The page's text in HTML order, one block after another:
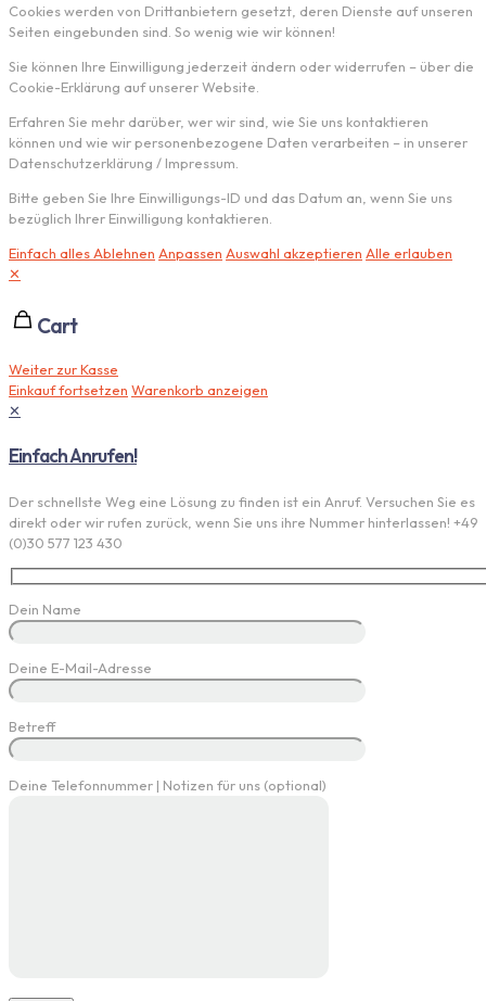
Cookies werden von Drittanbietern gesetzt, deren Dienste auf unseren
Seiten eingebunden sind. So wenig wie wir können!
Sie können Ihre Einwilligung jederzeit ändern oder widerrufen – über die
Cookie-Erklärung auf unserer Website.
Erfahren Sie mehr darüber, wer wir sind, wie Sie uns kontaktieren
können und wie wir personenbezogene Daten verarbeiten – in unserer
Datenschutzerklärung / Impressum.
Bitte geben Sie Ihre Einwilligungs-ID und das Datum an, wenn Sie uns
bezüglich Ihrer Einwilligung kontaktieren.
Einfach alles Ablehnen Anpassen Auswahl akzeptieren Alle erlauben
✕
Cart
Weiter zur Kasse
Einkauf fortsetzen Warenkorb anzeigen
✕
Einfach Anrufen!
Der schnellste Weg eine Lösung zu finden ist ein Anruf. Versuchen Sie es
direkt oder wir rufen zurück, wenn Sie uns ihre Nummer hinterlassen! +49
(0)30 577 123 430
Dein Name
Deine E-Mail-Adresse
Betreff
Deine Telefonnummer | Notizen für uns (optional)